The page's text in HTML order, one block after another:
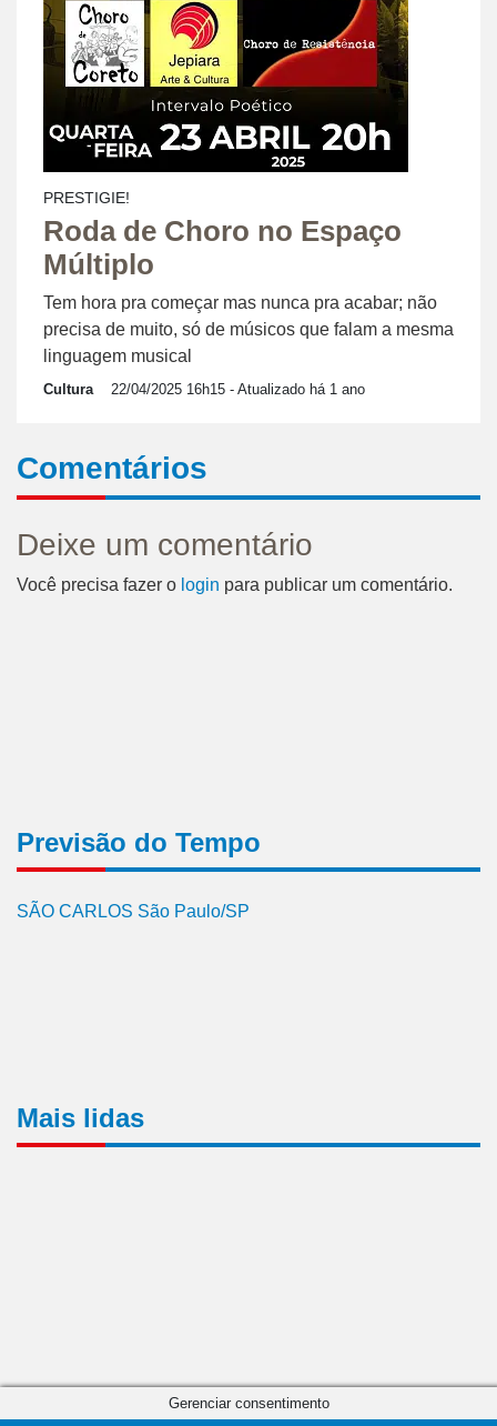
PRESTIGIE!
Roda de Choro no Espaço
Múltiplo
Tem hora pra começar mas nunca pra acabar; não
precisa de muito, só de músicos que falam a mesma
linguagem musical
Cultura 22/04/2025 16h15 - Atualizado há 1 ano
Comentários
Deixe um comentário
Você precisa fazer o login para publicar um comentário.
Previsão do Tempo
SÃO CARLOS São Paulo/SP
Mais lidas
Gerenciar consentimento